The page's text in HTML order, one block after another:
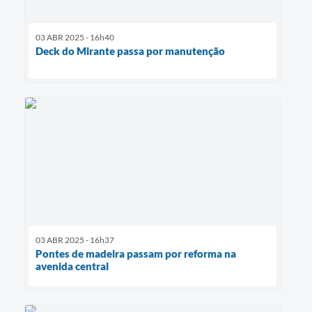
03 ABR 2025 - 16h40
Deck do Mirante passa por manutenção
03 ABR 2025 - 16h37
Pontes de madeira passam por reforma na
avenida central